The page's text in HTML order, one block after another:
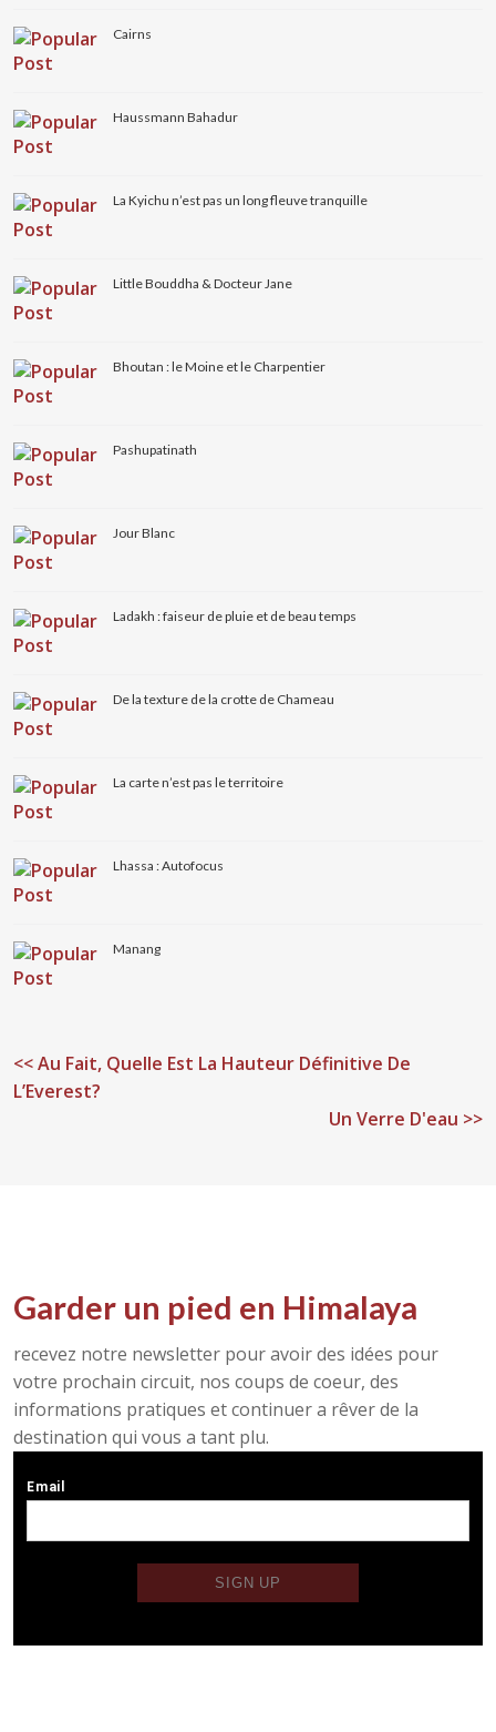
Cairns
Haussmann Bahadur
La Kyichu n’est pas un long fleuve tranquille
Little Bouddha & Docteur Jane
Bhoutan : le Moine et le Charpentier
Pashupatinath
Jour Blanc
Ladakh : faiseur de pluie et de beau temps
De la texture de la crotte de Chameau
La carte n’est pas le territoire
Lhassa : Autofocus
Manang
<<Au Fait, Quelle Est La Hauteur Définitive De
L’Everest?
Un Verre D'eau >>
Garder un pied en Himalaya
recevez notre newsletter pour avoir des idées pour
votre prochain circuit, nos coups de coeur, des
informations pratiques et continuer a rêver de la
destination qui vous a tant plu.